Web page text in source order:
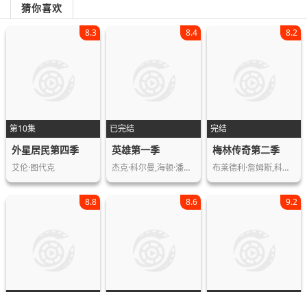
猜你喜欢
第10集
8.3
外星居民第四季
艾伦·图代克
已完结
8.4
英雄第一季
杰克·科尔曼,海顿·潘妮蒂尔,艾丽·拉…
完结
8.2
梅林传奇第二季
布莱德利·詹姆斯,科林·摩根,凯蒂·麦…
8.8 8.6 9.2